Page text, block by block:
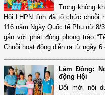
Trong không
Hội LHPN tỉnh đã tổ chức chuỗi
116 năm Ngày Quốc tế Phụ nữ
gắn với phát động phong trào
Chuỗi hoạt động diễn ra từ ngày 6
Lâm Đồng:
động Hội
Đổi mới nội